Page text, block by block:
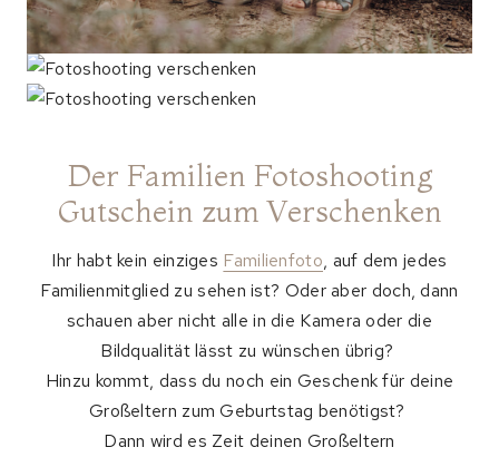
Der Familien Fotoshooting
Gutschein zum Verschenken
Ihr habt kein einziges Familienfoto, auf dem jedes
Familienmitglied zu sehen ist? Oder aber doch, dann
schauen aber nicht alle in die Kamera oder die
Bildqualität lässt zu wünschen übrig?
Hinzu kommt, dass du noch ein Geschenk für deine
Großeltern zum Geburtstag benötigst?
Dann wird es Zeit deinen Großeltern